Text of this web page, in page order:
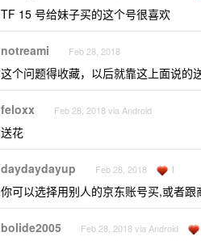
TF 15 号给妹子买的这个号很喜欢
notreami Feb 28, 2018
这个问题得收藏，以后就靠这上面说的
feloxx Feb 28, 2018 via Android
送花
daydaydayup Feb 28, 2018 1
你可以选择用别人的京东账号买,或者
bolide2005 Feb 28, 2018 via Android